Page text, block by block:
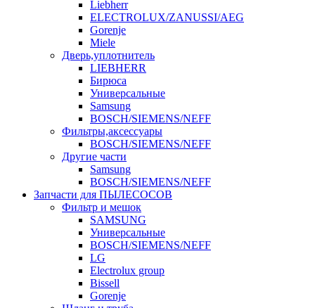
Liebherr
ELECTROLUX/ZANUSSI/AEG
Gorenje
Miele
Дверь,уплотнитель
LIEBHERR
Бирюса
Универсальные
Samsung
BOSCH/SIEMENS/NEFF
Фильтры,аксессуары
BOSCH/SIEMENS/NEFF
Другие части
Samsung
BOSCH/SIEMENS/NEFF
Запчасти для ПЫЛЕСОСОВ
Фильтр и мешок
SAMSUNG
Универсальные
BOSCH/SIEMENS/NEFF
LG
Electrolux group
Bissell
Gorenje